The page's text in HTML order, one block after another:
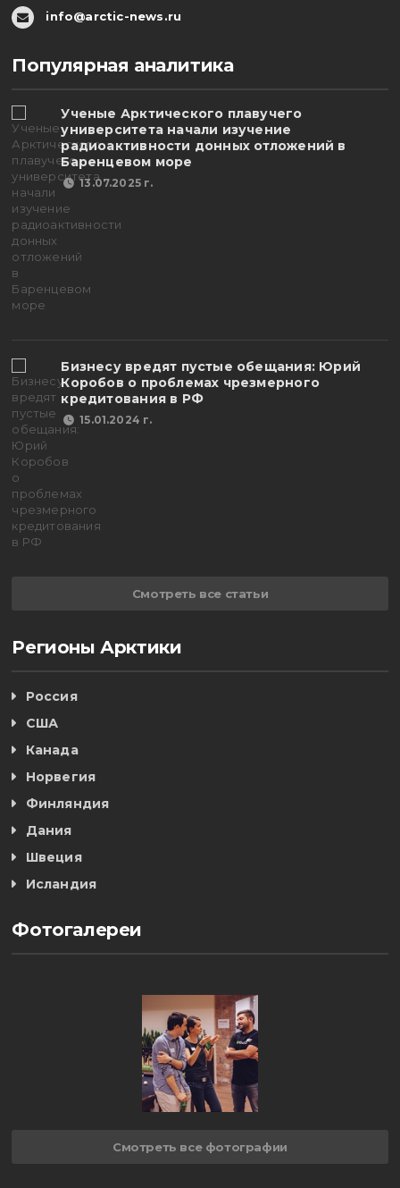
info@arctic-news.ru
Популярная аналитика
Ученые Арктического плавучего
университета начали изучение
радиоактивности донных отложений в
Баренцевом море
13.07.2025 г.
Бизнесу вредят пустые обещания: Юрий
Коробов о проблемах чрезмерного
кредитования в РФ
15.01.2024 г.
Смотреть все статьи
Регионы Арктики
Россия
США
Канада
Норвегия
Финляндия
Дания
Швеция
Исландия
Фотогалереи
Смотреть все фотографии